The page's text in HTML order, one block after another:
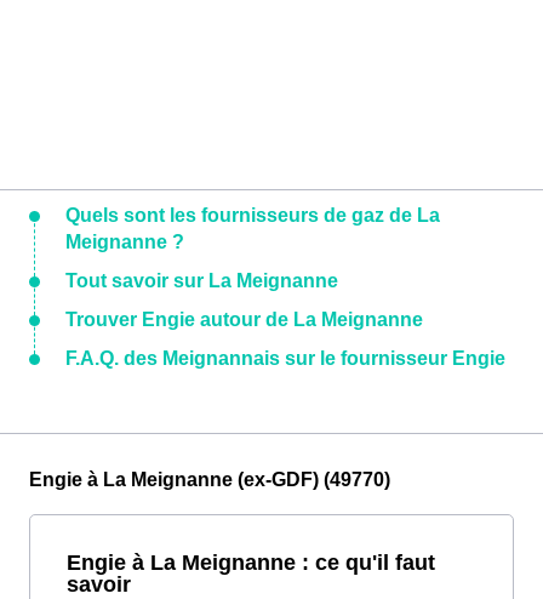
Quels sont les fournisseurs de gaz de La
Meignanne ?
Tout savoir sur La Meignanne
Trouver Engie autour de La Meignanne
F.A.Q. des Meignannais sur le fournisseur Engie
Engie à La Meignanne (ex-GDF) (49770)
Engie à La Meignanne : ce qu'il faut
savoir